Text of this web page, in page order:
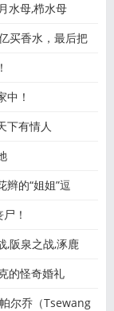
水母,栉水母
买香水，最后把
中！
下有情人
的“姐姐”逗
！
,阪泉之战,涿鹿
的怪奇婚礼
尔乔（Tsewang